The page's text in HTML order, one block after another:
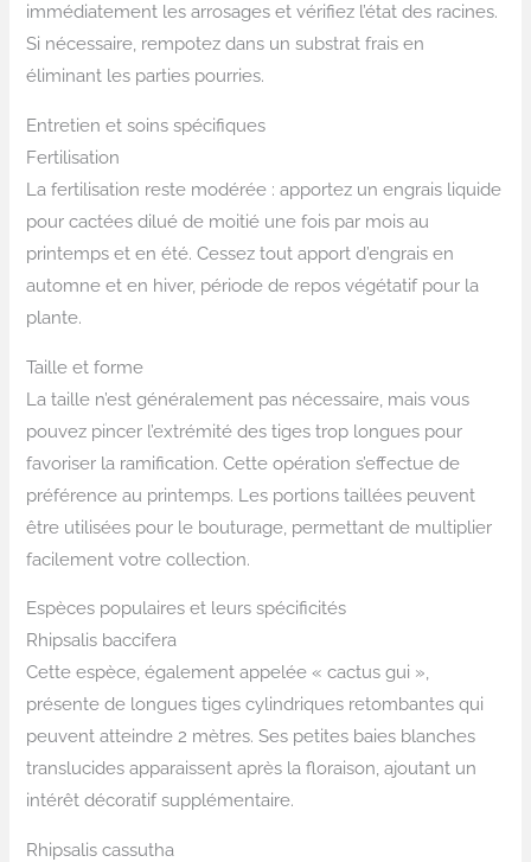
immédiatement les arrosages et vérifiez l’état des racines.
Si nécessaire, rempotez dans un substrat frais en
éliminant les parties pourries.
Entretien et soins spécifiques
Fertilisation
La fertilisation reste modérée : apportez un engrais liquide
pour cactées dilué de moitié une fois par mois au
printemps et en été. Cessez tout apport d’engrais en
automne et en hiver, période de repos végétatif pour la
plante.
Taille et forme
La taille n’est généralement pas nécessaire, mais vous
pouvez pincer l’extrémité des tiges trop longues pour
favoriser la ramification. Cette opération s’effectue de
préférence au printemps. Les portions taillées peuvent
être utilisées pour le bouturage, permettant de multiplier
facilement votre collection.
Espèces populaires et leurs spécificités
Rhipsalis baccifera
Cette espèce, également appelée « cactus gui »,
présente de longues tiges cylindriques retombantes qui
peuvent atteindre 2 mètres. Ses petites baies blanches
translucides apparaissent après la floraison, ajoutant un
intérêt décoratif supplémentaire.
Rhipsalis cassutha